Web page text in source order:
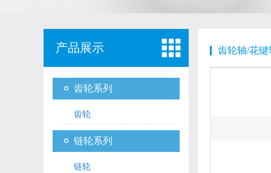
产品展示
齿轮系列
齿轮
链轮系列
链轮
齿轮轴/花键